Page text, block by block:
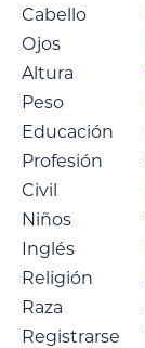
Cabello
Ojos
Altura
Peso
Educación
Profesión
Civil
Niños
Inglés
Religión
Raza
Registrarse